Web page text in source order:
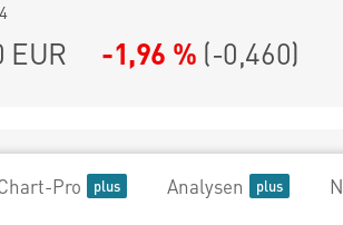
EUR -1,96 % (-0,460)
Pro Analysen